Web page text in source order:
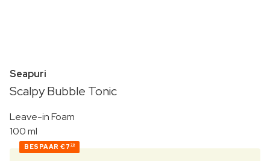
Seapuri
Scalpy Bubble Tonic
Leave-in Foam
100 ml
BESPAAR €7 70